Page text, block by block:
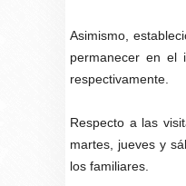
Asimismo,
permanecer en el
respectivamente.
Respecto a las
martes, jueves y
los familiares.